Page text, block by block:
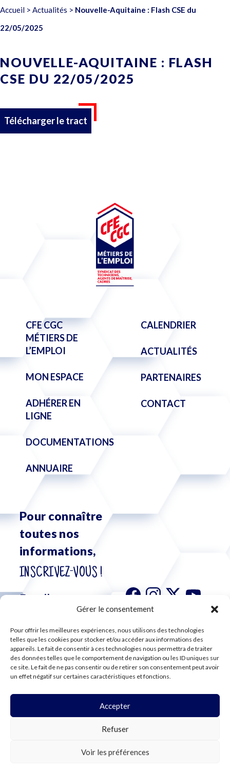
Gérer le consentement
Pour offrir les meilleures expériences, nous utilisons des technologies
telles que les cookies pour stocker et/ou accéder aux informations des
appareils. Le fait de consentir à ces technologies nous permettra de traiter
des données telles que le comportement de navigation ou les ID uniques sur
ce site. Le fait de ne pas consentir ou de retirer son consentement peut avoir
un effet négatif sur certaines caractéristiques et fonctions.
Accepter
Refuser
Voir les préférences
Accueil > Actualités > Nouvelle-Aquitaine : Flash CSE du
22/05/2025
NOUVELLE-AQUITAINE : FLASH
CSE DU 22/05/2025
Télécharger le tract
CFE CGC
MÉTIERS DE
L’EMPLOI
MON ESPACE
ADHÉRER EN
LIGNE
DOCUMENTATIONS
ANNUAIRE
CALENDRIER
ACTUALITÉS
PARTENAIRES
CONTACT
Pour connaître
toutes nos
informations,
INSCRIVEZ-VOUS !
S'abonner à
notre
newsletter
COOKIES